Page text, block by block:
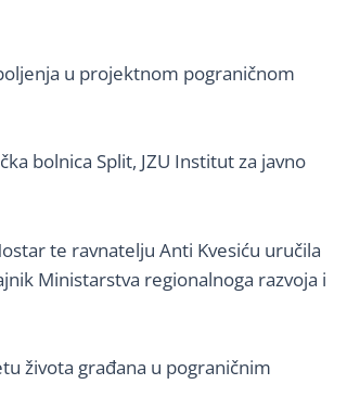
u projektnom pograničnom
bolnica Split, JZU Institut za javno
te ravnatelju Anti Kvesiću uručila
Ministarstva regionalnoga razvoja i
života građana u pograničnim